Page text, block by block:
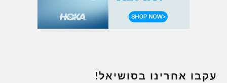
עקבו אחרינו בסושיאל!